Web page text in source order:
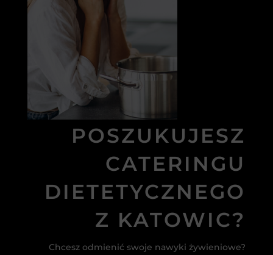
POSZUKUJESZ
CATERINGU
DIETETYCZNEGO
Z KATOWIC?
Chcesz odmienić swoje nawyki żywieniowe?